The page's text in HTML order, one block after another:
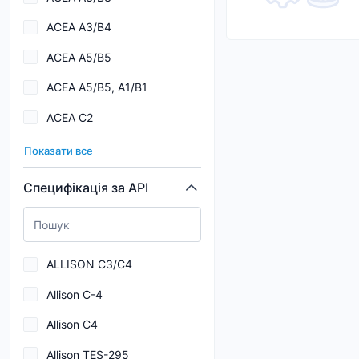
0,275
0,3
0,4
0,45
0,5
0,65
0,7
ACEA A3/B4
ACEA A5/B5
ACEA A5/B5, A1/B1
ACEA C2
ACEA C2, C3
ACEA C3,C4
ACEA C6
ACEA E7
AISIN WARNER AW-1
Показати все
Специфікація за API
ALLISON C3/C4
Allison C-4
Allison C4
Allison TES-295